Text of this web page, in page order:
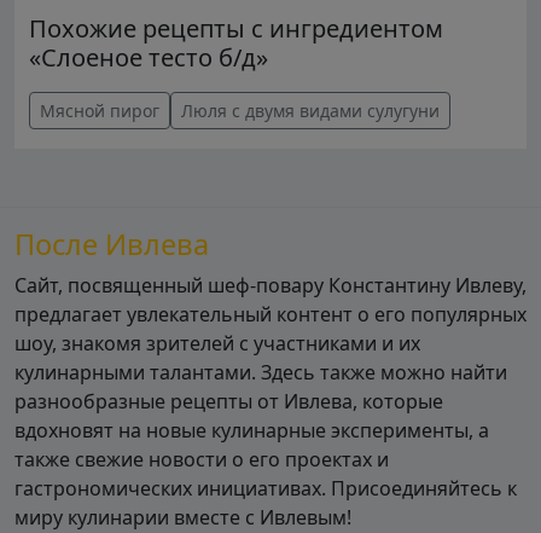
Похожие рецепты с ингредиентом
«Слоеное тесто б/д»
Мясной пирог Люля с двумя видами сулугуни
После Ивлева
Сайт, посвященный шеф-повару Константину Ивлеву,
предлагает увлекательный контент о его популярных
шоу, знакомя зрителей с участниками и их
кулинарными талантами. Здесь также можно найти
разнообразные рецепты от Ивлева, которые
вдохновят на новые кулинарные эксперименты, а
также свежие новости о его проектах и
гастрономических инициативах. Присоединяйтесь к
миру кулинарии вместе с Ивлевым!